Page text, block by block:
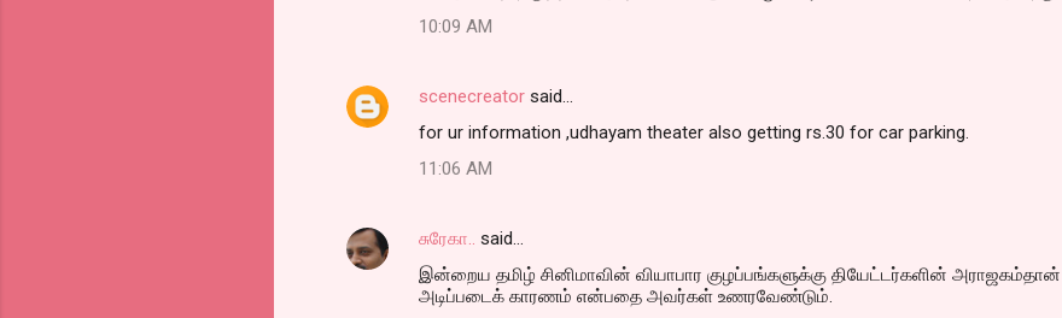
10:09 AM
scenecreator said…
for ur information ,udhayam theater also getting rs.30 for car parking.
11:06 AM
சுரேகா.. said…
இன்றைய தமிழ் சினிமாவின் வியாபார குழப்பங்களுக்கு தியேட்டர்களின் அராஜகம்தான்
அடிப்படைக் காரணம் என்பதை அவர்கள் உணரவேண்டும்.